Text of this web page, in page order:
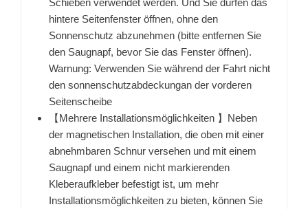
Schieben verwendet werden. Und Sie dürfen das
hintere Seitenfenster öffnen, ohne den
Sonnenschutz abzunehmen (bitte entfernen Sie
den Saugnapf, bevor Sie das Fenster öffnen).
Warnung: Verwenden Sie während der Fahrt nicht
den sonnenschutzabdeckungan der vorderen
Seitenscheibe
【Mehrere Installationsmöglichkeiten 】Neben
der magnetischen Installation, die oben mit einer
abnehmbaren Schnur versehen und mit einem
Saugnapf und einem nicht markierenden
Kleberaufkleber befestigt ist, um mehr
Installationsmöglichkeiten zu bieten, können Sie